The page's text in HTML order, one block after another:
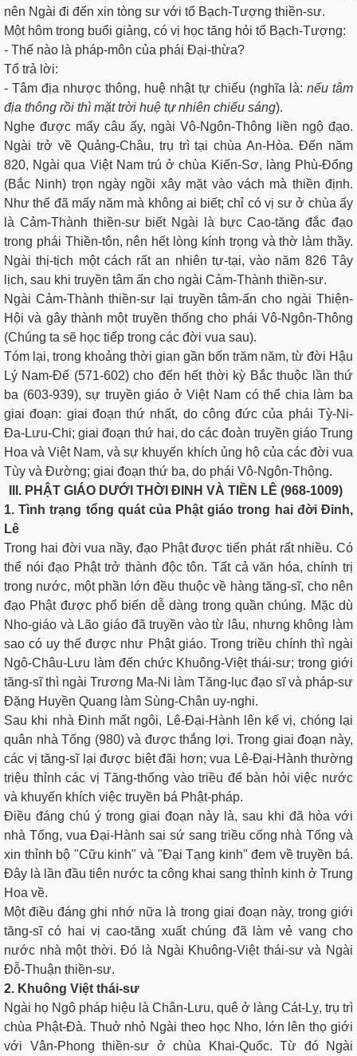
nên Ngài đi đến xin tòng sư với tổ Bạch-Tượng thiền-sư.
Một hôm trong buổi giảng, có vị học tăng hỏi tổ Bạch-Tượng:
- Thế nào là pháp-môn của phái Ðại-thừa?
Tổ trả lời:
- Tâm địa nhược thông, huệ nhật tự chiếu (nghĩa là: nếu tâm
địa thông rồi thì mặt trời huệ tự nhiên chiếu sáng).
Nghe được mấy câu ấy, ngài Vô-Ngôn-Thông liền ngộ đạo.
Ngài trở về Quảng-Châu, trụ trì tại chùa An-Hòa. Ðến năm
820, Ngài qua Việt Nam trú ở chùa Kiến-Sơ, làng Phù-Ðổng
(Bắc Ninh) trọn ngày ngồi xây mặt vào vách mà thiền định.
Như thế đã mấy năm mà không ai biết; chỉ có vị sư ở chùa ấy
là Cảm-Thành thiền-sư biết Ngài là bực Cao-tăng đắc đạo
trong phái Thiền-tôn, nên hết lòng kính trọng và thờ làm thầy.
Ngài thị-tịch một cách rất an nhiên tự-tại, vào năm 826 Tây
lịch, sau khi truyền tâm ấn cho ngài Cảm-Thành thiền-sư.
Ngài Cảm-Thành thiền-sư lại truyền tâm-ấn cho ngài Thiện-
Hội và gây thành một truyền thống cho phái Vô-Ngôn-Thông
(Chúng ta sẽ học tiếp trong các đời vua sau).
Tóm lại, trong khoảng thời gian gần bốn trăm năm, từ đời Hậu
Lý Nam-Ðế (571-602) cho đến hết thời kỳ Bắc thuộc lần thứ
ba (603-939), sự truyền giáo ở Việt Nam có thể chia làm ba
giai đoạn: giai đoạn thứ nhất, do công đức của phái Tỳ-Ni-
Ða-Lưu-Chi; giai đoạn thứ hai, do các đoàn truyền giáo Trung
Hoa và Việt Nam, và sự khuyến khích ủng hộ của các đời vua
Tùy và Ðường; giai đoạn thứ ba, do phái Vô-Ngôn-Thông.
III. PHẬT GIÁO DƯỚI THỜI ÐINH VÀ TIỀN LÊ (968-1009)
1. Tình trạng tổng quát của Phật giáo trong hai đời Ðinh,
Lê
Trong hai đời vua nầy, đạo Phật được tiến phát rất nhiều. Có
thể nói đạo Phật trở thành độc tôn. Tất cả văn hóa, chính trị
trong nước, một phần lớn đều thuộc về hàng tăng-sĩ, cho nên
đạo Phật được phổ biến dễ dàng trong quần chúng. Mặc dù
Nho-giáo và Lão giáo đã truyền vào từ lâu, nhưng không làm
sao có uy thế được như Phật giáo. Trong triều chính thì ngài
Ngô-Châu-Lưu làm đến chức Khuông-Việt thái-sư; trong giới
tăng-sĩ thì ngài Trương Ma-Ni làm Tăng-lục đạo sĩ và pháp-sư
Ðặng Huyền Quang làm Sùng-Chân uy-nghi.
Sau khi nhà Ðinh mất ngôi, Lê-Ðại-Hành lên kế vị, chóng lại
quân nhà Tống (980) và được thắng lợi. Trong giai đoạn này,
các vị tăng-sĩ lại được biệt đãi hơn; vua Lê-Ðại-Hành thường
triệu thỉnh các vị Tăng-thống vào triều để bàn hỏi việc nước
và khuyến khích việc truyền bá Phật-pháp.
Ðiều đáng chú ý trong giai đoạn này là, sau khi đã hòa với
nhà Tống, vua Ðại-Hành sai sứ sang triều cống nhà Tống và
xin thỉnh bộ "Cữu kinh" và "Ðại Tạng kinh" đem về truyền bá.
Ðây là lần đầu tiên nước ta công khai sang thỉnh kinh ở Trung
Hoa về.
Một điều đáng ghi nhớ nữa là trong giai đoạn này, trong giới
tăng-sĩ có hai vị cao-tăng xuất chúng đã làm vẻ vang cho
nước nhà một thời. Ðó là Ngài Khuông-Việt thái-sư và Ngài
Ðỗ-Thuận thiền-sư.
2. Khuông Việt thái-sư
Ngài họ Ngô pháp hiệu là Chân-Lưu, quê ở làng Cát-Lỵ, trụ trì
chùa Phật-Ðà. Thuở nhỏ Ngài theo học Nho, lớn lên thọ giới
với Vân-Phong thiền-sư ở chùa Khai-Quốc. Từ đó Ngài